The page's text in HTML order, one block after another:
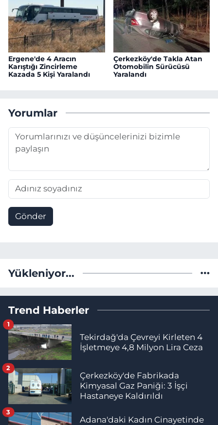
Ergene'de 4 Aracın
Karıştığı Zincirleme
Kazada 5 Kişi Yaralandı
Çerkezköy'de Takla Atan
Otomobilin Sürücüsü
Yaralandı
Yorumlar
Gönder
Yükleniyor...
Trend Haberler
Tekirdağ'da Çevreyi Kirleten 4
İşletmeye 4,8 Milyon Lira Ceza
1
Çerkezköy'de Fabrikada
Kimyasal Gaz Paniği: 3 İşçi
Hastaneye Kaldırıldı
2
Adana'daki Kadın Cinayetinde
3